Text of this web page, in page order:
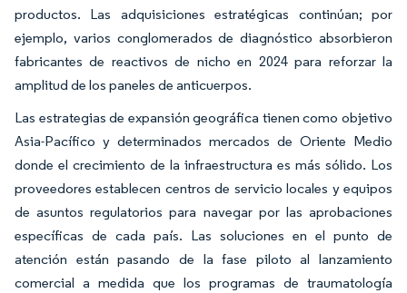
productos. Las adquisiciones estratégicas continúan; por
ejemplo, varios conglomerados de diagnóstico absorbieron
fabricantes de reactivos de nicho en 2024 para reforzar la
amplitud de los paneles de anticuerpos.
Las estrategias de expansión geográfica tienen como objetivo
Asia-Pacífico y determinados mercados de Oriente Medio
donde el crecimiento de la infraestructura es más sólido. Los
proveedores establecen centros de servicio locales y equipos
de asuntos regulatorios para navegar por las aprobaciones
específicas de cada país. Las soluciones en el punto de
atención están pasando de la fase piloto al lanzamiento
comercial a medida que los programas de traumatología